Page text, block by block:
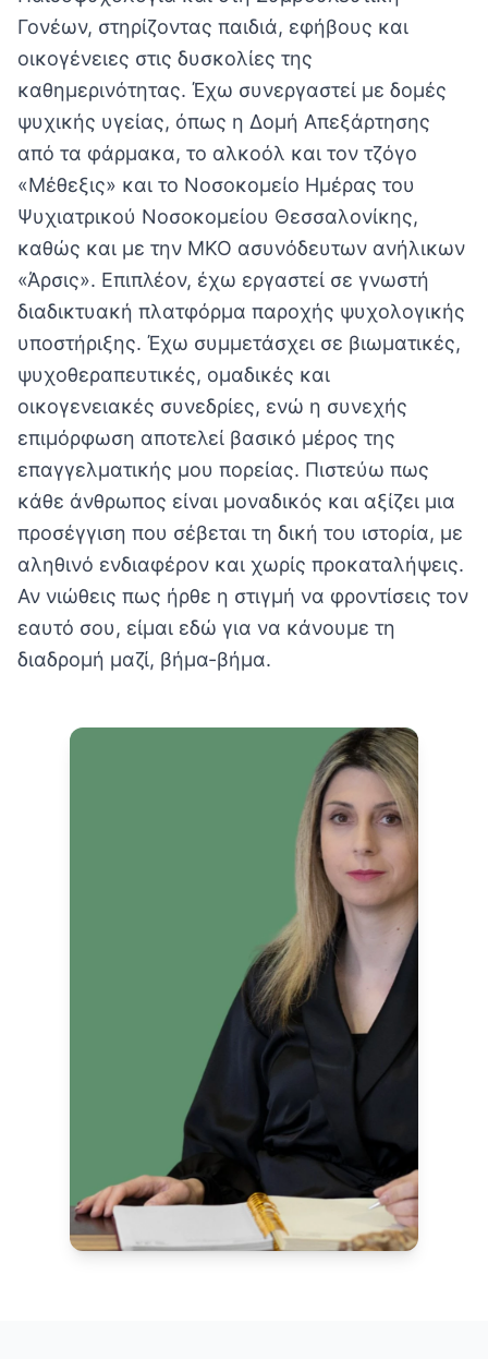
Γονέων, στηρίζοντας παιδιά, εφήβους και
οικογένειες στις δυσκολίες της
καθημερινότητας. Έχω συνεργαστεί με δομές
ψυχικής υγείας, όπως η Δομή Απεξάρτησης
από τα φάρμακα, το αλκοόλ και τον τζόγο
«Μέθεξις» και το Νοσοκομείο Ημέρας του
Ψυχιατρικού Νοσοκομείου Θεσσαλονίκης,
καθώς και με την ΜΚΟ ασυνόδευτων ανήλικων
«Άρσις». Επιπλέον, έχω εργαστεί σε γνωστή
διαδικτυακή πλατφόρμα παροχής ψυχολογικής
υποστήριξης. Έχω συμμετάσχει σε βιωματικές,
ψυχοθεραπευτικές, ομαδικές και
οικογενειακές συνεδρίες, ενώ η συνεχής
επιμόρφωση αποτελεί βασικό μέρος της
επαγγελματικής μου πορείας. Πιστεύω πως
κάθε άνθρωπος είναι μοναδικός και αξίζει μια
προσέγγιση που σέβεται τη δική του ιστορία, με
αληθινό ενδιαφέρον και χωρίς προκαταλήψεις.
Αν νιώθεις πως ήρθε η στιγμή να φροντίσεις τον
εαυτό σου, είμαι εδώ για να κάνουμε τη
διαδρομή μαζί, βήμα-βήμα.